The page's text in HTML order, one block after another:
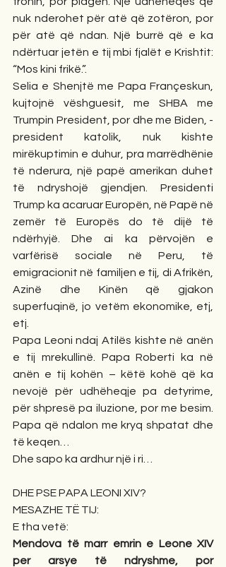
nuk nderohet për atë që zotëron, por
për atë që ndan. Një burrë që e ka
ndërtuar jetën e tij mbi fjalët e Krishtit:
“Mos kini frikë.”.
Selia e Shenjtë me Papa Françeskun,
kujtojnë vëshguesit, me SHBA me
Trumpin President, por dhe me Biden, -
president katolik, nuk kishte
mirëkuptimin e duhur, pra marrëdhënie
të nderura, një papë amerikan duhet
të ndryshojë gjendjen. Presidenti
Trump ka acaruar Europën, në Papë në
zemër të Europës do të dijë të
ndërhyjë. Dhe ai ka përvojën e
varfërisë sociale në Peru, të
emigracionit në familjen e tij, di Afrikën,
Azinë dhe Kinën që gjakon
superfuqinë, jo vetëm ekonomike, etj,
etj.
Papa Leoni ndaj Atilës kishte në anën
e tij mrekullinë. Papa Roberti ka në
anën e tij kohën – këtë kohë që ka
nevojë për udhëheqje pa detyrime,
për shpresë pa iluzione, por me besim.
Papa që ndalon me kryq shpatat dhe
të keqen…
Dhe sapo ka ardhur një i ri…
DHE PSE PAPA LEONI XIV?
MESAZHE TË TIJ:
E tha vetë:
Mendova të marr emrin e Leone XIV
per arsye të ndryshme, por